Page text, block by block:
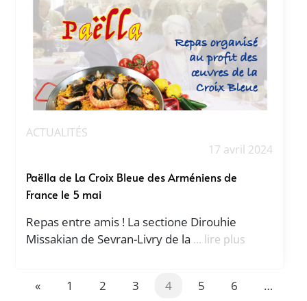
ACTUALITÉS
17 avril 2024
Paëlla de La Croix Bleue des Arméniens de
France le 5 mai
Repas entre amis ! La sectione Dirouhie
Missakian de Sevran-Livry de la ... lire plus
« 1 2 3 4 5 6 …